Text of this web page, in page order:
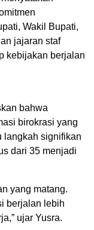
Wakil Bupati,
jajaran staf
kebijakan berjalan
bahwa
birokrasi yang
langkah signifikan
dari 35 menjadi
yang matang.
berjalan lebih
ujar Yusra.